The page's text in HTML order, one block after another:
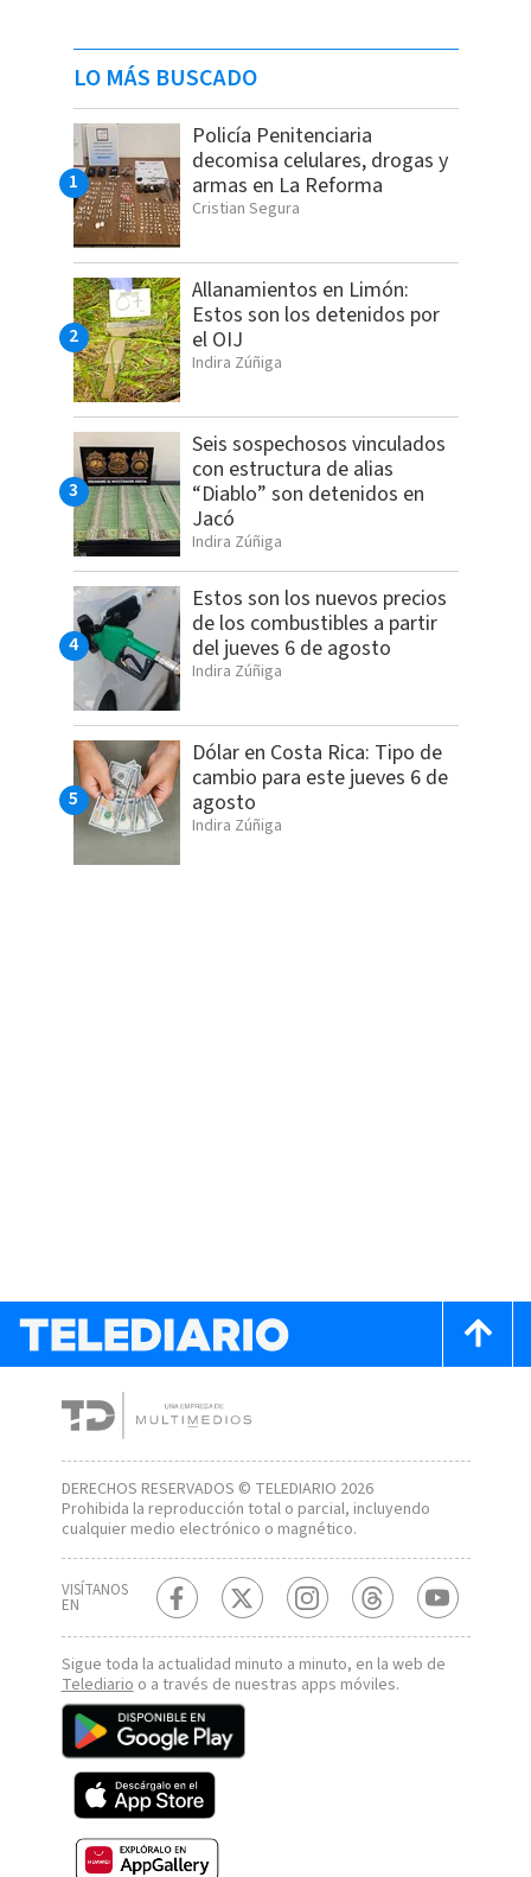
LO MÁS BUSCADO
Policía Penitenciaria
decomisa celulares, drogas y
armas en La Reforma
Cristian Segura
Allanamientos en Limón:
Estos son los detenidos por
el OIJ
Indira Zúñiga
Seis sospechosos vinculados
con estructura de alias
“Diablo” son detenidos en
Jacó
Indira Zúñiga
Estos son los nuevos precios
de los combustibles a partir
del jueves 6 de agosto
Indira Zúñiga
Dólar en Costa Rica: Tipo de
cambio para este jueves 6 de
agosto
Indira Zúñiga
DERECHOS RESERVADOS © TELEDIARIO 2026
Prohibida la reproducción total o parcial, incluyendo
cualquier medio electrónico o magnético.
VISÍTANOS
EN
Sigue toda la actualidad minuto a minuto, en la web de
Telediarioo a través de nuestras apps móviles.